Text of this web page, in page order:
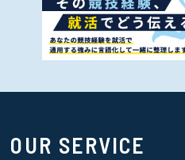
OUR SERVICE